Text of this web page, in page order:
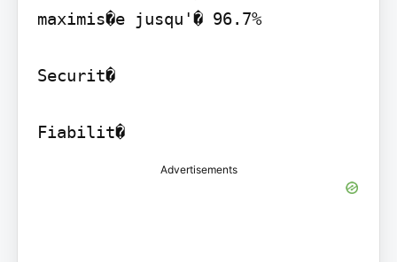
maximis�e jusqu'� 96.7%
Securit�
Fiabilit�
Advertisements